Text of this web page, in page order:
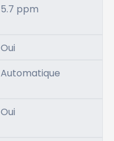
5.7 ppm
Oui
Automatique
Oui